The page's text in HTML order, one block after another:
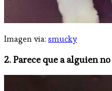
Imagen via: smucky
2. Parece que a alguien